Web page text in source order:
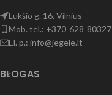
Lukšio g. 16, Vilnius
Mob. tel.: +370 628 80327
El. p.: info@jegele.lt
BLOGAS